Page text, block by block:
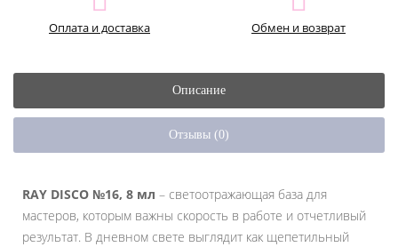
Оплата и доставка Обмен и возврат
Описание
Отзывы (0)
RAY DISCO №16, 8 мл – светоотражающая база для
мастеров, которым важны скорость в работе и отчетливый
результат. В дневном свете выглядит как щепетильный